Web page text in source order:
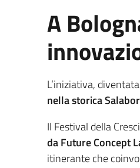
A
L’iniziativa,
nella storica
Il Festival della
da Future Concept
itinerante che